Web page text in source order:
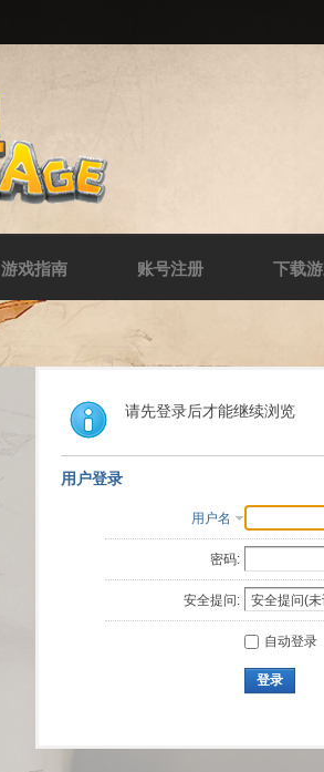
游戏指南 账号注册 下载
请先登录后才能继续浏览
用户登录
用户名
密码:
安全提问:
自动登录
登录